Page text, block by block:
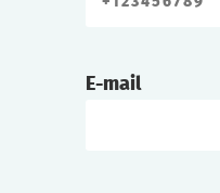
E-mail